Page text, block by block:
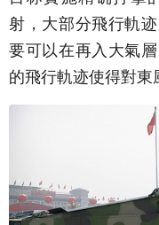
射，大部分飛行軌
要可以在再入大氣
的飛行軌迹使得對東